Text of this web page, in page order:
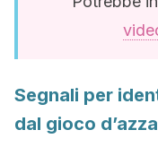
Segnali per
dal gioco